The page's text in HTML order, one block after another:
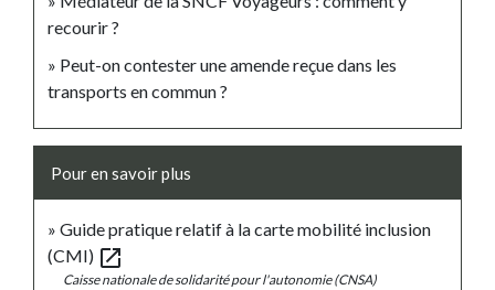
recourir ?
Peut-on contester une amende reçue dans les
transports en commun ?
Pour en savoir plus
Guide pratique relatif à la carte mobilité inclusion
(CMI) open_in_new
Caisse nationale de solidarité pour l'autonomie (CNSA)